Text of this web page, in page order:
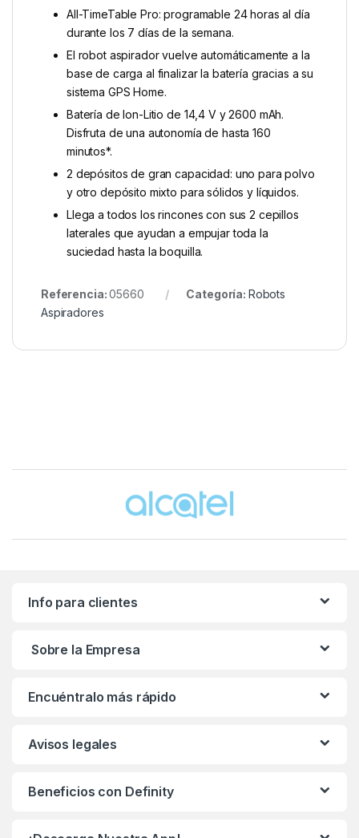
All-TimeTable Pro: programable 24 horas al día
durante los 7 días de la semana.
El robot aspirador vuelve automáticamente a la
base de carga al finalizar la batería gracias a su
sistema GPS Home.
Batería de Ion-Litio de 14,4 V y 2600 mAh.
Disfruta de una autonomía de hasta 160
minutos*.
2 depósitos de gran capacidad: uno para polvo
y otro depósito mixto para sólidos y líquidos.
Llega a todos los rincones con sus 2 cepillos
laterales que ayudan a empujar toda la
suciedad hasta la boquilla.
Referencia:05660 Categoría: Robots
Aspiradores
Brands Carousel
Info para clientes
Sobre la Empresa
Encuéntralo más rápido
Avisos legales
Beneficios con Definity